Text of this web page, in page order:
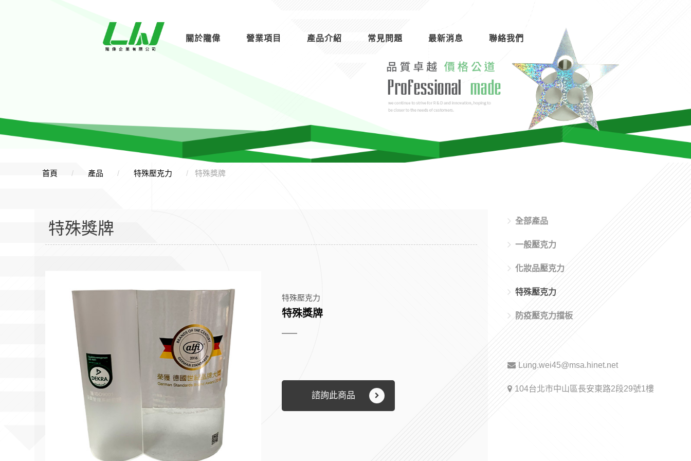
關於隴偉 營業項目 產品介紹 常見問題 最新消息 聯絡我們
首頁 產品 特殊壓克力 特殊獎牌
特殊獎牌
特殊壓克力
特殊獎牌
諮詢此商品
全部產品
一般壓克力
化妝品壓克力
特殊壓克力
防疫壓克力擋板
Lung.wei45@msa.hinet.net
104台北市中山區長安東路2段29號1樓